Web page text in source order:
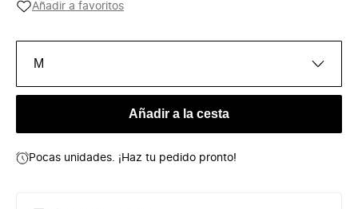
Añadir a favoritos
M
Añadir a la cesta
Pocas unidades. ¡Haz tu pedido pronto!